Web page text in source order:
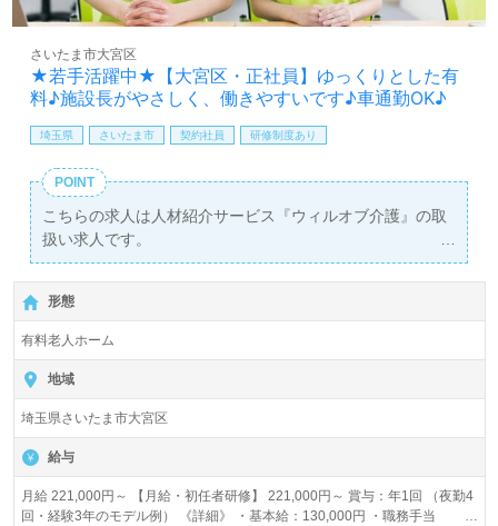
★若手活躍中★【大宮区・正社員】ゆっくりとした有
料♪施設長がやさしく、働きやすいです♪車通勤OK♪
さいたま市大宮区
埼玉県 さいたま市 契約社員 研修制度あり
POINT
こちらの求人は人材紹介サービス『ウィルオブ介護』の取
扱い求人です。
詳細に関してお気軽にご相談ください♪
【無料】で皆さんの転職活動をサポートいたします。
形態
有料老人ホーム
地域
埼玉県さいたま市大宮区
給与
月給 221,000円～ 【月給・初任者研修】 221,000円～ 賞与：年1回 （夜勤4
回・経験3年のモデル例） 《詳細》 ・基本給：130,000円 ・職務手当